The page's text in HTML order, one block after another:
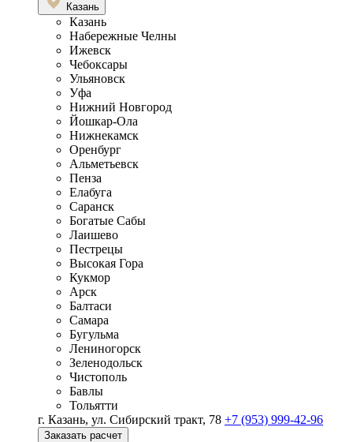
Казань
Казань
Набережные Челны
Ижевск
Чебоксары
Ульяновск
Уфа
Нижний Новгород
Йошкар-Ола
Нижнекамск
Оренбург
Альметьевск
Пенза
Елабуга
Саранск
Богатые Сабы
Лаишево
Пестрецы
Высокая Гора
Кукмор
Арск
Балтаси
Самара
Бугульма
Лениногорск
Зеленодольск
Чистополь
Бавлы
Тольятти
г. Казань, ул. Сибирский тракт, 78 +7 (953) 999-42-96
Заказать расчет